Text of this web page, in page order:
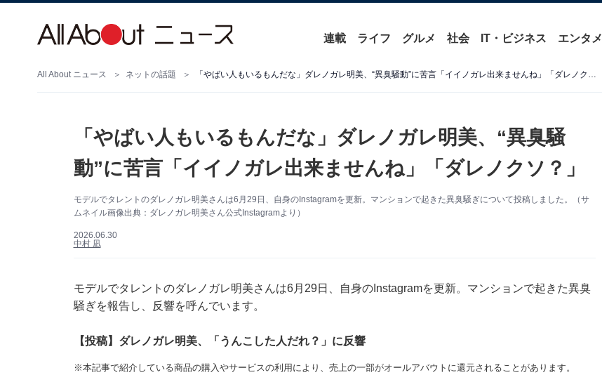
連載 ライフ グルメ 社会 IT・ビジネス エンタメ
All About ニュース ネットの話題 「やばい人もいるもんだな」ダレノガレ明美、“異臭騒動”に苦言「イイノガレ出来ませんね」「ダレノクソ？」
「やばい人もいるもんだな」ダレノガレ明美、“異臭騒
動”に苦言「イイノガレ出来ませんね」「ダレノクソ？」
モデルでタレントのダレノガレ明美さんは6月29日、自身のInstagramを更新。マンションで起きた異臭騒ぎについて投稿しました。（サ
ムネイル画像出典：ダレノガレ明美さん公式Instagramより）
2026.06.30
中村 凪
モデルでタレントのダレノガレ明美さんは6月29日、自身のInstagramを更新。マンションで起きた異臭
騒ぎを報告し、反響を呼んでいます。
【投稿】ダレノガレ明美、「うんこした人だれ？」に反響
※本記事で紹介している商品の購入やサービスの利用により、売上の一部がオールアバウトに還元されることがあります。